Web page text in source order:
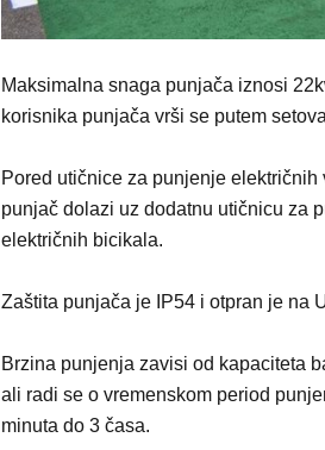
Maksimalna snaga punjača iznosi
korisnika punjača vrši se putem
Pored utičnice za punjenje električnih
punjač dolazi uz dodatnu utičnicu za
električnih bicikala.
Zaštita punjača je IP54 i otpran je na
Brzina punjenja zavisi od kapaciteta
ali radi se o vremenskom period
minuta do 3 časa.